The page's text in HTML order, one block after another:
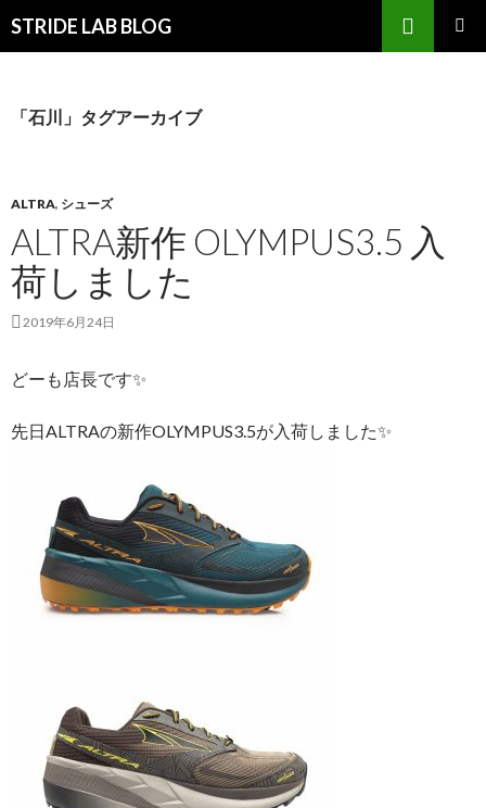
STRIDE LAB BLOG
索
ン
キ
ッ
プ
「石川」タグアーカイブ
ALTRA, シューズ
ALTRA新作 OLYMPUS3.5 入
荷しました
2019年6月24日
どーも店長です✨
先日ALTRAの新作OLYMPUS3.5が入荷しました✨